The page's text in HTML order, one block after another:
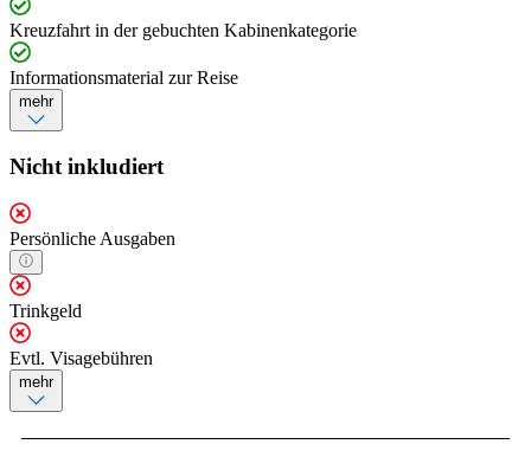
Kreuzfahrt in der gebuchten Kabinenkategorie
Informationsmaterial zur Reise
mehr
Nicht inkludiert
Persönliche Ausgaben
Trinkgeld
Evtl. Visagebühren
mehr